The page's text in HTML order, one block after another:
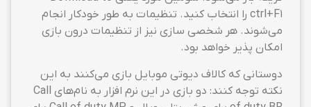
ctrl+F1 را انتخاب کنید. تنظیمات به طور خودکار انجام
می‌شوند. هر شخصی سازی نیز از تنظیمات درون بازی
امکان پذیر خواهد بود.
دوستانی که کالاف دیوتی موبایل بازی می‌کنند به این
نکته توجه کنند: دو بازی در این نرم افزار به نام‌های Call